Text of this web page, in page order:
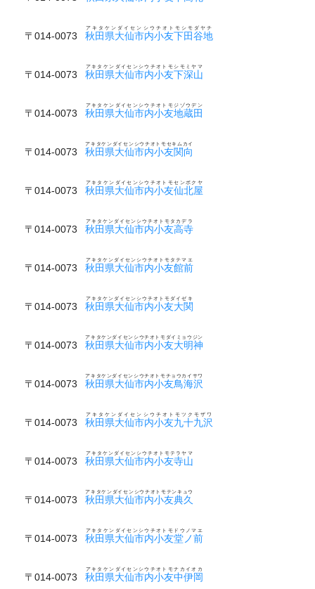
〒014-0073 秋田県大仙市内小友下田谷地
アキタケンダイセンシウチオトモシモダヤチ
〒014-0073 秋田県大仙市内小友下深山
アキタケンダイセンシウチオトモシモミヤマ
〒014-0073 秋田県大仙市内小友地蔵田
アキタケンダイセンシウチオトモジゾウデン
〒014-0073 秋田県大仙市内小友関向
アキタケンダイセンシウチオトモセキムカイ
〒014-0073 秋田県大仙市内小友仙北屋
アキタケンダイセンシウチオトモセンボクヤ
〒014-0073 秋田県大仙市内小友高寺
アキタケンダイセンシウチオトモタカデラ
〒014-0073 秋田県大仙市内小友館前
アキタケンダイセンシウチオトモタテマエ
〒014-0073 秋田県大仙市内小友大関
アキタケンダイセンシウチオトモダイゼキ
〒014-0073 秋田県大仙市内小友大明神
アキタケンダイセンシウチオトモダイミョウジン
〒014-0073 秋田県大仙市内小友鳥海沢
アキタケンダイセンシウチオトモチョウカイサワ
〒014-0073 秋田県大仙市内小友九十九沢
アキタケンダイセンシウチオトモツクモザワ
〒014-0073 秋田県大仙市内小友寺山
アキタケンダイセンシウチオトモテラヤマ
〒014-0073 秋田県大仙市内小友典久
アキタケンダイセンシウチオトモテンキュウ
〒014-0073 秋田県大仙市内小友堂ノ前
アキタケンダイセンシウチオトモドウノマエ
〒014-0073 秋田県大仙市内小友中伊岡
アキタケンダイセンシウチオトモナカイオカ